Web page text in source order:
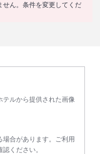
ん。条件を変更してくだ
ルから提供された画像
場合があります。ご利用
ください。